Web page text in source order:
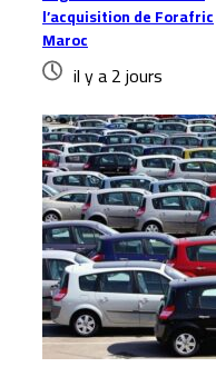
l’acquisition de Forafric
Maroc
il y a 2 jours